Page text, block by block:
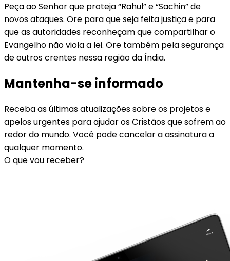
Peça ao Senhor que proteja “Rahul” e “Sachin” de
novos ataques. Ore para que seja feita justiça e para
que as autoridades reconheçam que compartilhar o
Evangelho não viola a lei. Ore também pela segurança
de outros crentes nessa região da Índia.
Mantenha-se informado
Receba as últimas atualizações sobre os projetos e
apelos urgentes para ajudar os Cristãos que sofrem ao
redor do mundo. Você pode cancelar a assinatura a
qualquer momento.
O que vou receber?